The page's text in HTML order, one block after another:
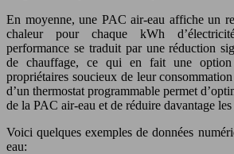
En moyenne, une PAC air-eau affiche un
chaleur pour chaque kWh
performance se traduit par une réduction
de chauffage, ce qui en fait une option
propriétaires soucieux de leur
d’un thermostat programmable permet
de la PAC air-eau et de réduire davantage
Voici quelques exemples de données
eau: